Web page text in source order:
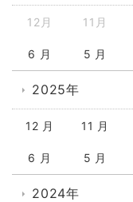
12月 11月
6 月 5 月
2025年
12 月 11 月
6 月 5 月
2024年